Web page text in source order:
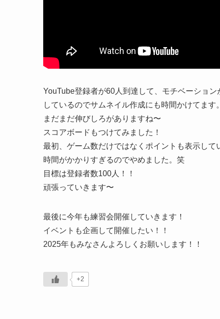
YouTube登録者が60人到達して、モチベーション
しているのでサムネイル作成にも時間かけてます。
まだまだ伸びしろがありますね〜
スコアボードもつけてみました！
最初、ゲーム数だけではなくポイントも表示して
時間がかかりすぎるのでやめました。笑
目標は登録者数100人！！
頑張っていきます〜
最後に今年も練習会開催していきます！
イベントも企画して開催したい！！
2025年もみなさんよろしくお願いします！！
+2